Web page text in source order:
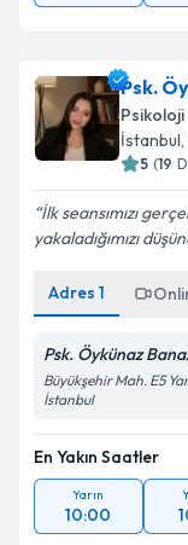
Psk.
Psikoloji
İstanbul
5 (19
İlk seansımızı
yakaladığımızı
Adres 1
Psk. Öykünaz
Büyükşehir Mah. E5
İstanbul
En Yakın Saatler
Yarın
10:00